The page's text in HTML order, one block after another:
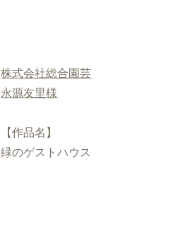
株式会社総合園芸
永源友里様
【作品名】
緑のゲストハウス